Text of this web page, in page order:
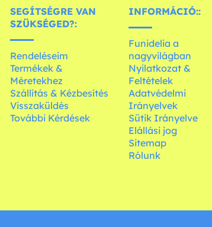
SEGÍTSÉGRE VAN
SZÜKSÉGED?:
Rendeléseim
Termékek &
Méretekhez
Szállítás & Kézbesítés
Visszaküldés
További Kérdések
INFORMÁCIÓ::
Funidelia a
nagyvilágban
Nyilatkozat &
Feltételek
Adatvédelmi
Irányelvek
Sütik Irányelve
Elállási jog
Sitemap
Rólunk